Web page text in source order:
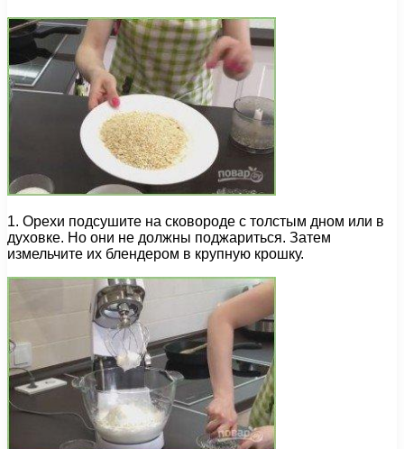
1. Орехи подсушите на сковороде с толстым дном или в
духовке. Но они не должны поджариться. Затем
измельчите их блендером в крупную крошку.